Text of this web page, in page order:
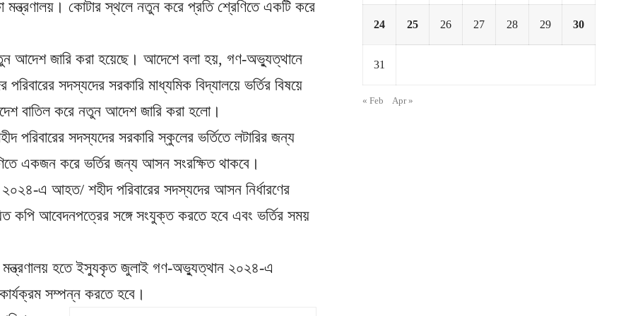
মন্ত্রণালয়। কোটার স্থলে নতুন করে প্রতি শ্রেণিতে একটি করে
আদেশ জারি করা হয়েছে। আদেশে বলা হয়, গণ-অভ্যুত্থানে
সদস্যদের সরকারি মাধ্যমিক বিদ্যালয়ে ভর্তির বিষয়ে
বাতিল করে নতুন আদেশ জারি করা হলো।
সদস্যদের সরকারি স্কুলের ভর্তিতে লটারির জন্য
একজন করে ভর্তির জন্য আসন সংরক্ষিত থাকবে।
এ আহত/ শহীদ পরিবারের সদস্যদের আসন নির্ধারণের
কপি আবেদনপত্রের সঙ্গে সংযুক্ত করতে হবে এবং ভর্তির সময়
মন্ত্রণালয় হতে ইস্যুকৃত জুলাই গণ-অভ্যুত্থান ২০২৪-এ
কার্যক্রম সম্পন্ন করতে হবে।
24 25 26 27 28 29 30
31
« Feb Apr »